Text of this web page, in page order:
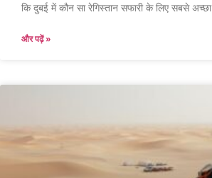
कि दुबई में कौन सा रेगिस्तान सफारी के लिए सबसे
और पढ़ें »